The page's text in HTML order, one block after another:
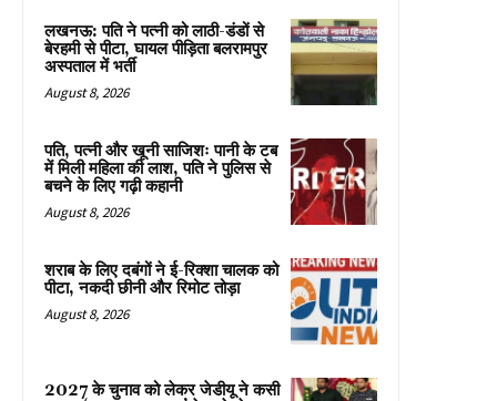
लखनऊ: पति ने पत्नी को लाठी-डंडों से
बेरहमी से पीटा, घायल पीड़िता बलरामपुर
अस्पताल में भर्ती
August 8, 2026
पति, पत्नी और खूनी साजिशः पानी के टब
में मिली महिला की लाश, पति ने पुलिस से
बचने के लिए गढ़ी कहानी
August 8, 2026
शराब के लिए दबंगों ने ई-रिक्शा चालक को
पीटा, नकदी छीनी और रिमोट तोड़ा
August 8, 2026
2027 के चुनाव को लेकर जेडीयू ने कसी